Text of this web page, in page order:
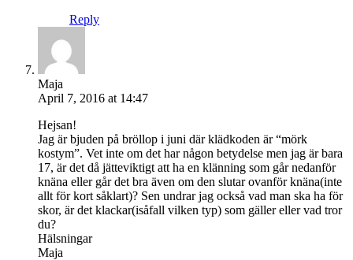
Reply
Maja
April 7, 2016 at 14:47
Hejsan!
Jag är bjuden på bröllop i juni där klädkoden är “mörk
kostym”. Vet inte om det har någon betydelse men jag är bara
17, är det då jätteviktigt att ha en klänning som går nedanför
knäna eller går det bra även om den slutar ovanför knäna(inte
allt för kort såklart)? Sen undrar jag också vad man ska ha för
skor, är det klackar(isåfall vilken typ) som gäller eller vad tror
du?
Hälsningar
Maja